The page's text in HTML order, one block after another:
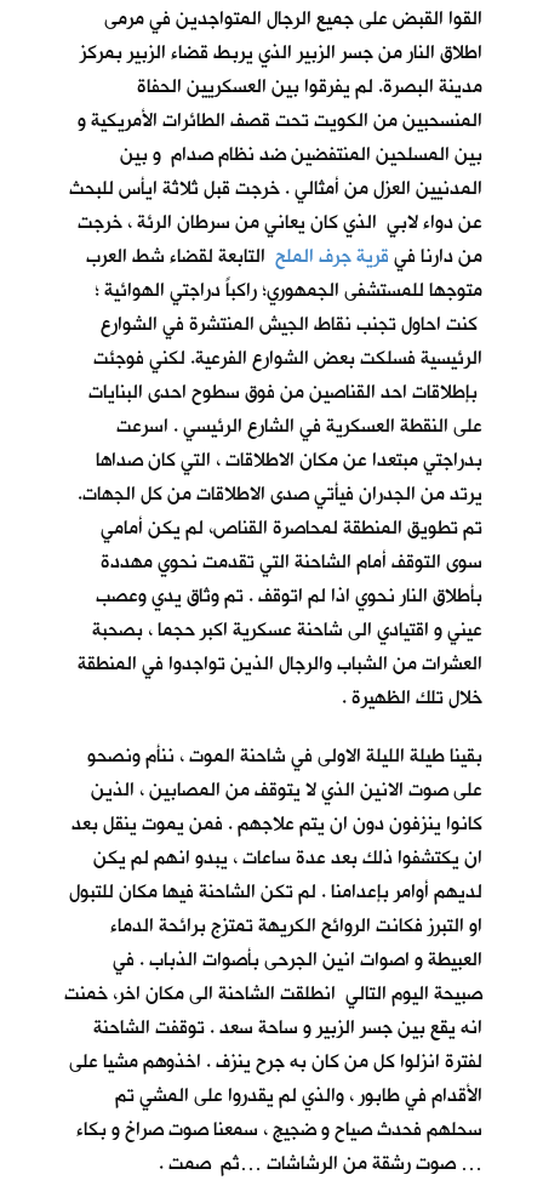
القوا القبض على جميع الرجال المتواجدين في مرمى
اطلاق النار من جسر الزبير الذي يربط قضاء الزبير بمركز
مدينة البصرة. لم يفرقوا بين العسكريين الحفاة
المنسحبين من الكويت تحت قصف الطائرات الأمريكية و
بين المسلحين المنتفضين ضد نظام صدام و بين
المدنيين العزل من أمثالي . خرجت قبل ثلاثة ايأس للبحث
عن دواء لابي الذي كان يعاني من سرطان الرئة ، خرجت
من دارنا فيقرية جرف الملح التابعة لقضاء شط العرب
متوجها للمستشفى الجمهوري؛ راكباً دراجتي الهوائية ؛
كنت احاول تجنب نقاط الجيش المنتشرة في الشوارع
الرئيسية فسلكت بعض الشوارع الفرعية. لكني فوجئت
بإطلاقات احد القناصين من فوق سطوح احدى البنايات
على النقطة العسكرية في الشارع الرئيسي . اسرعت
بدراجتي مبتعدا عن مكان الاطلاقات ، التي كان صداها
يرتد من الجدران فيأتي صدى الاطلاقات من كل الجهات.
تم تطويق المنطقة لمحاصرة القناص، لم يكن أمامي
سوى التوقف أمام الشاحنة التي تقدمت نحوي مهددة
بأطلاق النار نحوي اذا لم اتوقف . تم وثاق يدي وعصب
عيني و اقتيادي الى شاحنة عسكرية اكبر حجما ، بصحبة
العشرات من الشباب والرجال الذين تواجدوا في المنطقة
خلال تلك الظهيرة .
بقينا طيلة الليلة الاولى في شاحنة الموت ، ننأم ونصحو
على صوت الانين الذي لا يتوقف من المصابين ، الذين
كانوا ينزفون دون ان يتم علاجهم . فمن يموت ينقل بعد
ان يكتشفوا ذلك بعد عدة ساعات ، يبدو انهم لم يكن
لديهم أوامر بإعدامنا . لم تكن الشاحنة فيها مكان للتبول
او التبرز فكانت الروائح الكريهة تمتزج برائحة الدماء
العبيطة و اصوات انين الجرحى بأصوات الذباب . في
صبيحة اليوم التالي انطلقت الشاحنة الى مكان اخر، خمنت
انه يقع بين جسر الزبير و ساحة سعد . توقفت الشاحنة
لفترة انزلوا كل من كان به جرح ينزف . اخذوهم مشيا على
الأقدام في طابور ، والذي لم يقدروا على المشي تم
سحلهم فحدث صياح و ضجيج ، سمعنا صوت صراخ و بكاء
… صوت رشقة من الرشاشات …ثم صمت .